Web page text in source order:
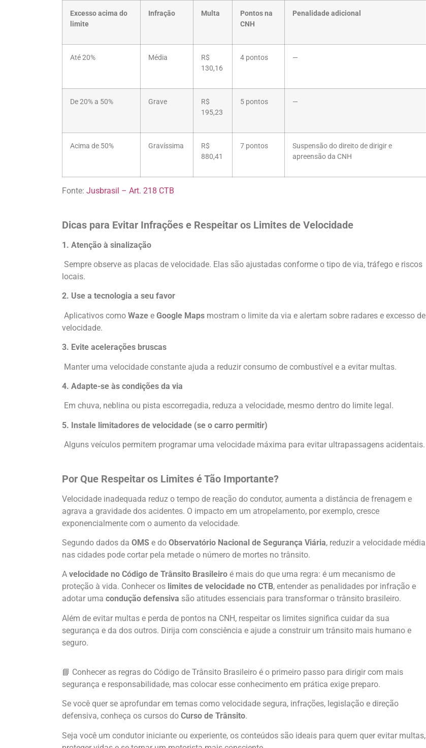
Excesso acima do
limite
Infração Multa
Pontos na
CNH
Penalidade adicional
Até 20% Média
R$
130,16
4 pontos —
De 20% a 50% Grave
R$
195,23
5 pontos —
Acima de 50% Gravíssima
R$
880,41
7 pontos
Suspensão do direito de dirigir e
apreensão da CNH
Fonte: Jusbrasil – Art. 218 CTB
Dicas para Evitar Infrações e Respeitar os Limites de Velocidade
1. Atenção à sinalização
Sempre observe as placas de velocidade. Elas são ajustadas conforme o tipo de via, tráfego e riscos
locais.
2. Use a tecnologia a seu favor
Aplicativos como Waze e Google Maps mostram o limite da via e alertam sobre radares e excesso de
velocidade.
3. Evite acelerações bruscas
Manter uma velocidade constante ajuda a reduzir consumo de combustível e a evitar multas.
4. Adapte-se às condições da via
Em chuva, neblina ou pista escorregadia, reduza a velocidade, mesmo dentro do limite legal.
5. Instale limitadores de velocidade (se o carro permitir)
Alguns veículos permitem programar uma velocidade máxima para evitar ultrapassagens acidentais.
Por Que Respeitar os Limites é Tão Importante?
Velocidade inadequada reduz o tempo de reação do condutor, aumenta a distância de frenagem e
agrava a gravidade dos acidentes. O impacto em um atropelamento, por exemplo, cresce
exponencialmente com o aumento da velocidade.
Segundo dados da OMS e do Observatório Nacional de Segurança Viária, reduzir a velocidade média
nas cidades pode cortar pela metade o número de mortes no trânsito.
A velocidade no Código de Trânsito Brasileiro é mais do que uma regra: é um mecanismo de
proteção à vida. Conhecer os limites de velocidade no CTB, entender as penalidades por infração e
adotar uma condução defensiva são atitudes essenciais para transformar o trânsito brasileiro.
Além de evitar multas e perda de pontos na CNH, respeitar os limites significa cuidar da sua
segurança e da dos outros. Dirija com consciência e ajude a construir um trânsito mais humano e
seguro.
📘 Conhecer as regras do Código de Trânsito Brasileiro é o primeiro passo para dirigir com mais
segurança e responsabilidade, mas colocar esse conhecimento em prática exige preparo.
Se você quer se aprofundar em temas como velocidade segura, infrações, legislação e direção
defensiva, conheça os cursos do Curso de Trânsito.
Seja você um condutor iniciante ou experiente, os conteúdos são ideais para quem quer evitar multas,